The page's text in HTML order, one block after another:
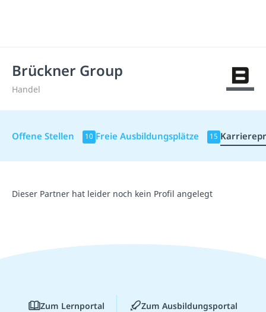
Brückner Group
Handel
Offene Stellen 10 Freie Ausbildungsplätze 15
Dieser Partner hat leider noch kein Profil angelegt
Zum Lernportal Zum Ausbildungsportal